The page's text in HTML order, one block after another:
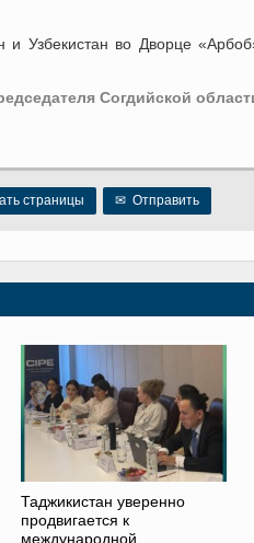
и Узбекистан во Дворце
Согдийской
страницы ✉ Отправить
Таджикистан уверенно
продвигается к
международной